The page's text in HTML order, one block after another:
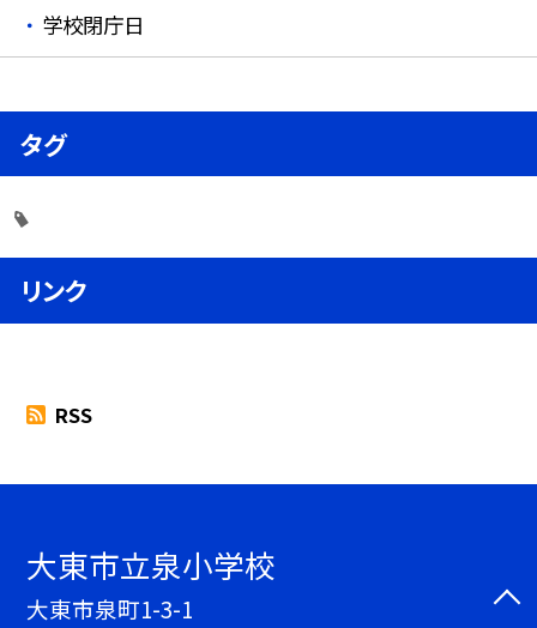
学校閉庁日
タグ
リンク
RSS
大東市立泉小学校
大東市泉町1-3-1